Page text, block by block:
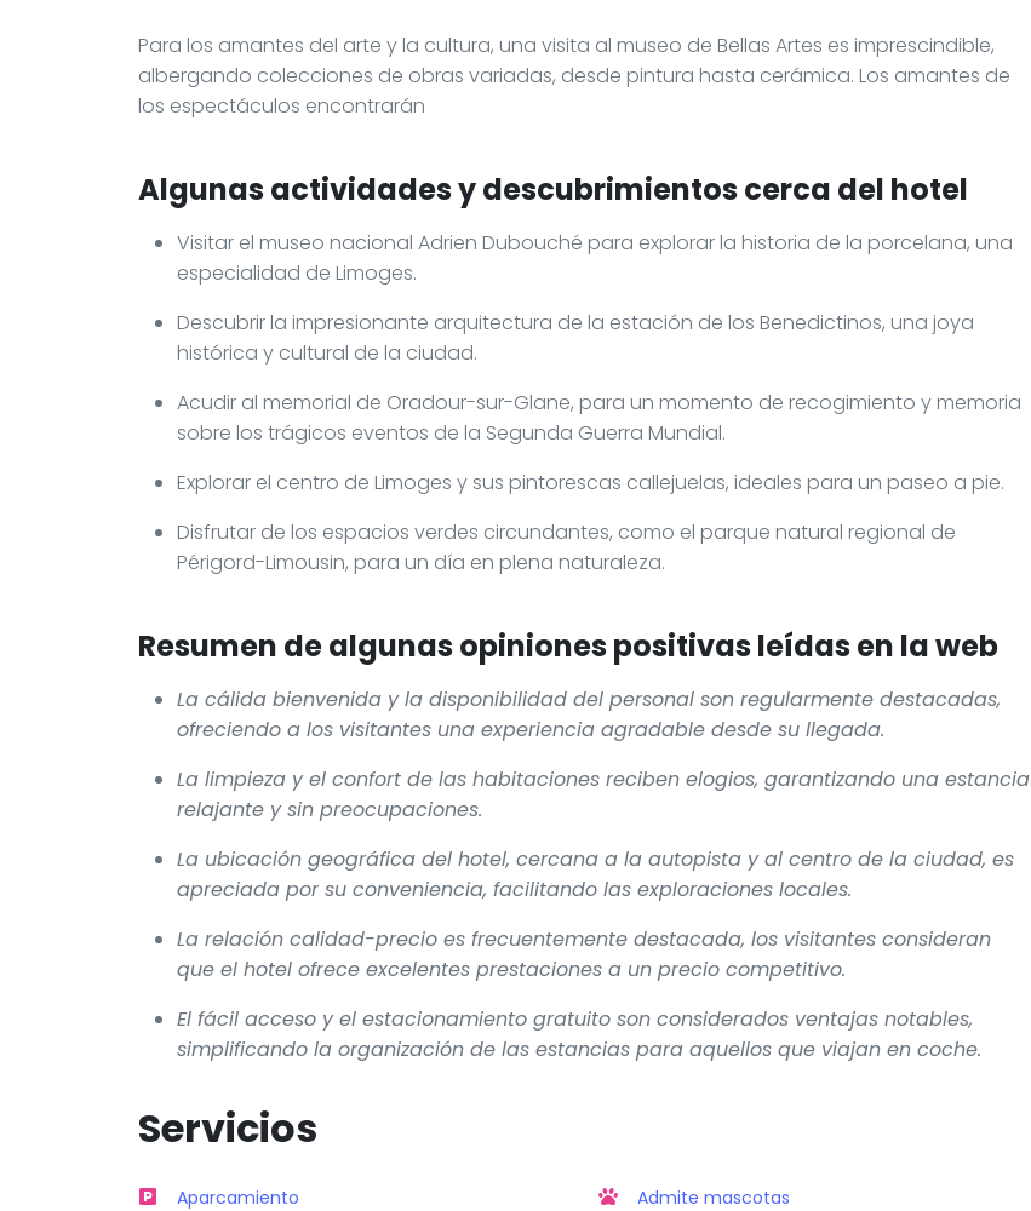
Para los amantes del arte y la cultura, una visita al museo de Bellas Artes es imprescindible,
albergando colecciones de obras variadas, desde pintura hasta cerámica. Los amantes de
los espectáculos encontrarán
Algunas actividades y descubrimientos cerca del hotel
Visitar el museo nacional Adrien Dubouché para explorar la historia de la porcelana, una
especialidad de Limoges.
Descubrir la impresionante arquitectura de la estación de los Benedictinos, una joya
histórica y cultural de la ciudad.
Acudir al memorial de Oradour-sur-Glane, para un momento de recogimiento y memoria
sobre los trágicos eventos de la Segunda Guerra Mundial.
Explorar el centro de Limoges y sus pintorescas callejuelas, ideales para un paseo a pie.
Disfrutar de los espacios verdes circundantes, como el parque natural regional de
Périgord-Limousin, para un día en plena naturaleza.
Resumen de algunas opiniones positivas leídas en la web
La cálida bienvenida y la disponibilidad del personal son regularmente destacadas,
ofreciendo a los visitantes una experiencia agradable desde su llegada.
La limpieza y el confort de las habitaciones reciben elogios, garantizando una estancia
relajante y sin preocupaciones.
La ubicación geográfica del hotel, cercana a la autopista y al centro de la ciudad, es
apreciada por su conveniencia, facilitando las exploraciones locales.
La relación calidad-precio es frecuentemente destacada, los visitantes consideran
que el hotel ofrece excelentes prestaciones a un precio competitivo.
El fácil acceso y el estacionamiento gratuito son considerados ventajas notables,
simplificando la organización de las estancias para aquellos que viajan en coche.
Servicios
Aparcamiento Admite mascotas